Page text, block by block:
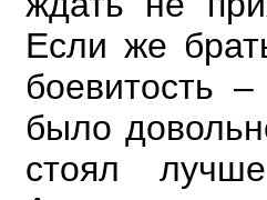
Если же
боевитость
было
стоял